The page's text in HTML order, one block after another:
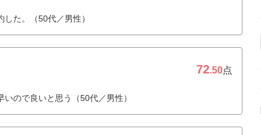
た。（50代／男性）
72.50点
ので良いと思う（50代／男性）